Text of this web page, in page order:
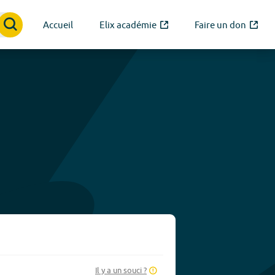
Accueil Elix académie Faire un don
Il y a un souci ?